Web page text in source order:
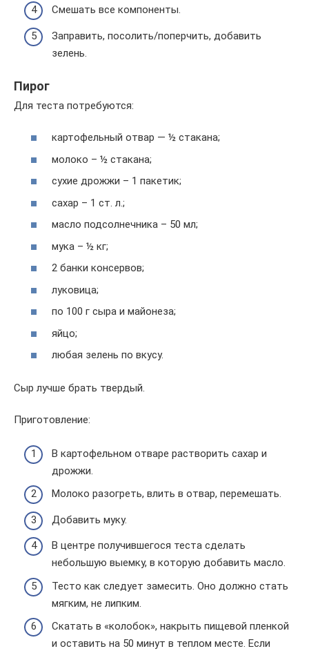
Смешать все компоненты.
Заправить, посолить/поперчить, добавить
зелень.
Пирог
Для теста потребуются:
картофельный отвар — ½ стакана;
молоко – ½ стакана;
сухие дрожжи – 1 пакетик;
сахар – 1 ст. л.;
масло подсолнечника – 50 мл;
мука – ½ кг;
2 банки консервов;
луковица;
по 100 г сыра и майонеза;
яйцо;
любая зелень по вкусу.
Сыр лучше брать твердый.
Приготовление:
В картофельном отваре растворить сахар и
дрожжи.
Молоко разогреть, влить в отвар, перемешать.
Добавить муку.
В центре получившегося теста сделать
небольшую выемку, в которую добавить масло.
Тесто как следует замесить. Оно должно стать
мягким, не липким.
Скатать в «колобок», накрыть пищевой пленкой
и оставить на 50 минут в теплом месте. Если